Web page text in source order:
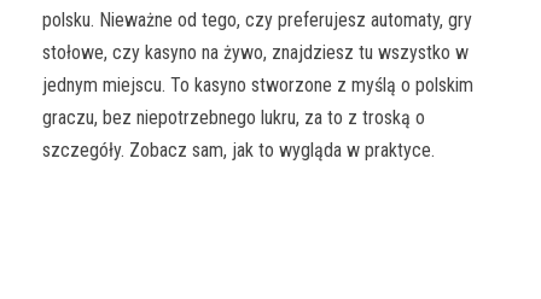
polsku. Nieważne od tego, czy preferujesz automaty, gry
stołowe, czy kasyno na żywo, znajdziesz tu wszystko w
jednym miejscu. To kasyno stworzone z myślą o polskim
graczu, bez niepotrzebnego lukru, za to z troską o
szczegóły. Zobacz sam, jak to wygląda w praktyce.